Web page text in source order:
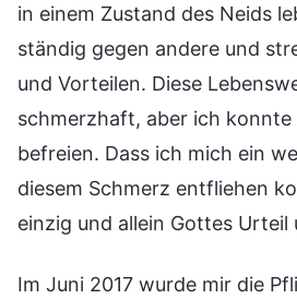
in einem Zustand des Neids
ständig gegen andere und
und Vorteilen. Diese
schmerzhaft, aber ich
befreien. Dass ich mich ein
diesem Schmerz entfliehen
einzig und allein Gottes Urteil
Im Juni 2017 wurde mir die